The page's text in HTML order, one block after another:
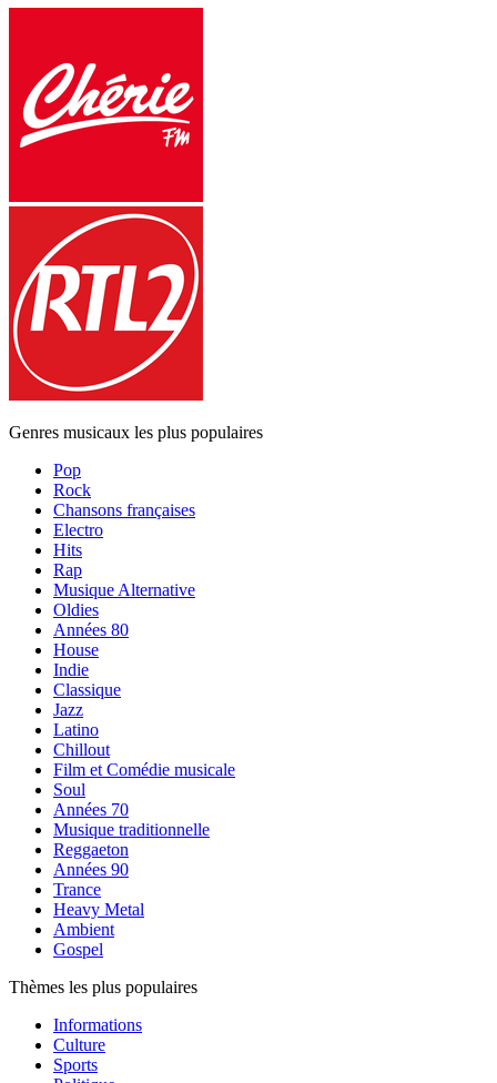
Genres musicaux les plus populaires
Pop
Rock
Chansons françaises
Electro
Hits
Rap
Musique Alternative
Oldies
Années 80
House
Indie
Classique
Jazz
Latino
Chillout
Film et Comédie musicale
Soul
Années 70
Musique traditionnelle
Reggaeton
Années 90
Trance
Heavy Metal
Ambient
Gospel
Thèmes les plus populaires
Informations
Culture
Sports